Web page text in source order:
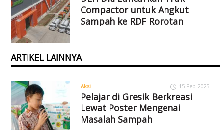
Compactor untuk Angkut
Sampah ke RDF Rorotan
ARTIKEL LAINNYA
Aksi 15 Feb 2025
Pelajar di Gresik Berkreasi
Lewat Poster Mengenai
Masalah Sampah